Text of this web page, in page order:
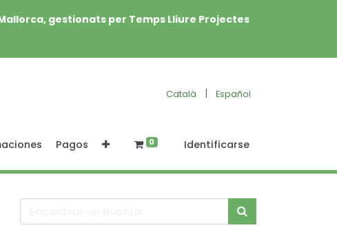
gestionats per Temps Lliure Projectes
Català | Español
Pagos 0 Identificarse